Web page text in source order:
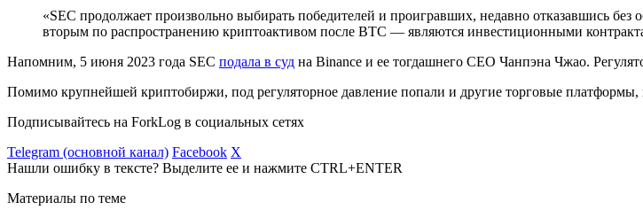
«SEC продолжает произвольно выбирать победителей и проигравших, недавно отказавшись
вторым по распространению криптоактивом после BTC — являются инвестиционными
Напомним, 5 июня 2023 года SEC подала в суд на Binance и ее тогдашнего CEO Чанпэна Чжао.
Помимо крупнейшей криптобиржи, под регуляторное давление попали и другие торговые платформы,
Подписывайтесь на ForkLog в социальных сетях
Telegram (основной канал) Facebook X
Нашли ошибку в тексте? Выделите ее и нажмите CTRL+ENTER
Материалы по теме